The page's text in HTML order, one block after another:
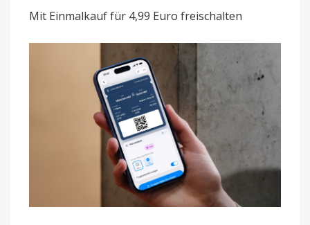
PDF
zu
Wallet-
Pass
Mit Einmalkauf für 4,99 Euro freischalten